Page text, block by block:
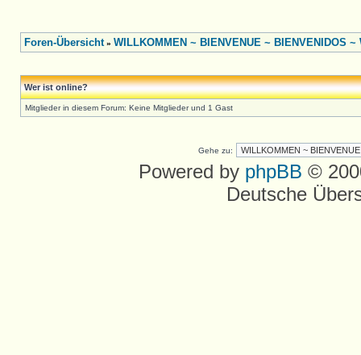
Foren-Übersicht» WILLKOMMEN ~ BIENVENUE ~ BIENVENIDOS ~
Wer ist online?
Mitglieder in diesem Forum: Keine Mitglieder und 1 Gast
Gehe zu:
Powered by phpBB ©
Deutsche